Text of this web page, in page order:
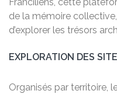
Franciliens, cette
de la mémoire
d’explorer les trésors
EXPLORATION DES
Organisés par territoire,